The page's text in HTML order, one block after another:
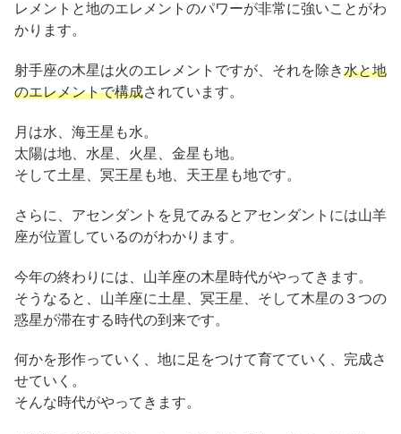
レメントと地のエレメントのパワーが非常に強いことがわ
かります。
射手座の木星は火のエレメントですが、それを除き水と地
のエレメントで構成されています。
月は水、海王星も水。
太陽は地、水星、火星、金星も地。
そして土星、冥王星も地、天王星も地です。
さらに、アセンダントを見てみるとアセンダントには山羊
座が位置しているのがわかります。
今年の終わりには、山羊座の木星時代がやってきます。
そうなると、山羊座に土星、冥王星、そして木星の３つの
惑星が滞在する時代の到来です。
何かを形作っていく、地に足をつけて育てていく、完成さ
せていく。
そんな時代がやってきます。